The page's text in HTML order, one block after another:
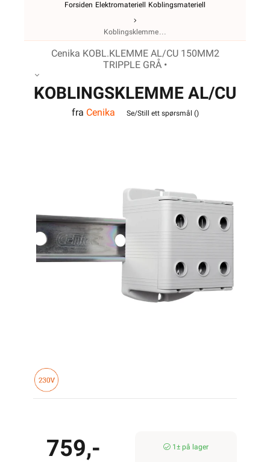
Forsiden Elektromateriell Koblingsmateriell
Koblingsklemme
Cenika KOBL.KLEMME AL/CU 150MM2
TRIPPLE GRÅ •
KOBLINGSKLEMME AL/CU
150MM2 TRIPPLE GRÅ
fra Cenika Se/Still ett spørsmål ()
759,- 1± på lager